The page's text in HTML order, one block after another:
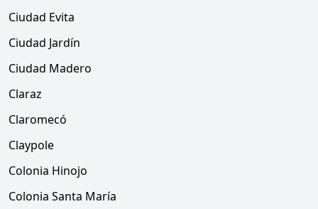
Ciudad Evita
Ciudad Jardín
Ciudad Madero
Claraz
Claromecó
Claypole
Colonia Hinojo
Colonia Santa María